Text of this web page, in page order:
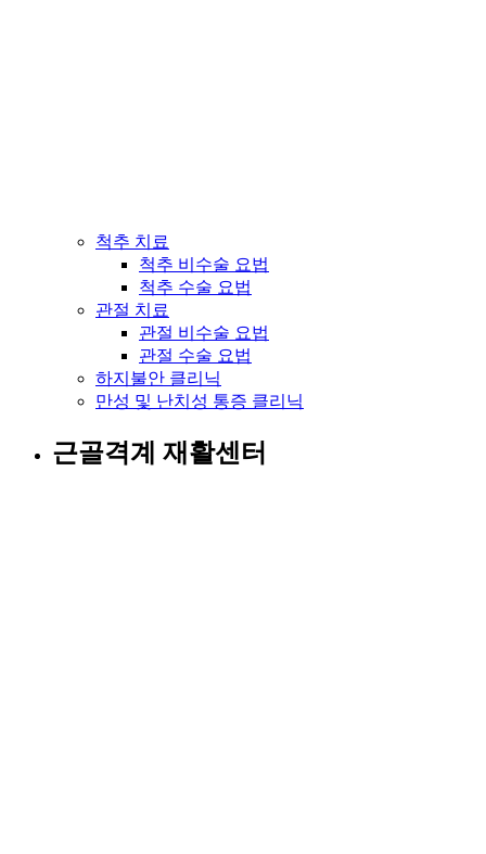
척추 치료
척추 비수술 요법
척추 수술 요법
관절 치료
관절 비수술 요법
관절 수술 요법
하지불안 클리닉
만성 및 난치성 통증 클리닉
근골격계 재활센터